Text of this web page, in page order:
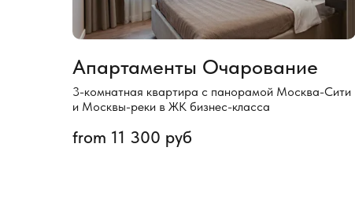
Апартаменты Очарование
3-комнатная квартира с панорамой Москва-Сити
и Москвы-реки в ЖК бизнес-класса
from 11 300 руб